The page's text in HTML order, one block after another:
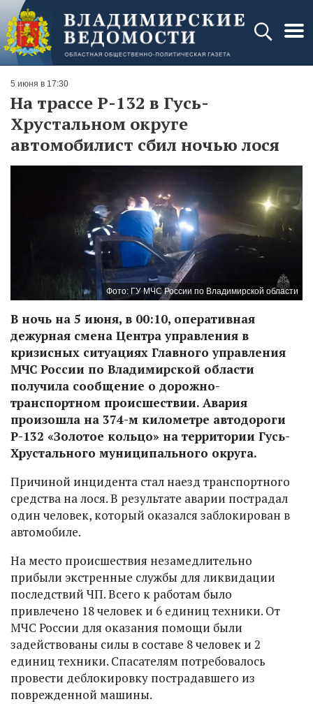
5 июня в 17:30
На трассе Р-132 в Гусь-
Хрустальном округе
автомобилист сбил ночью лося
Фото: ГУ МЧС России по Владимирской области
В ночь на 5 июня, в 00:10, оперативная
дежурная смена Центра управления в
кризисных ситуациях Главного управления
МЧС России по Владимирской области
получила сообщение о дорожно-
транспортном происшествии. Авария
произошла на 374-м километре автодороги
Р-132 «Золотое кольцо» на территории Гусь-
Хрустального муниципального округа.
Причиной инцидента стал наезд транспортного
средства на лося. В результате аварии пострадал
один человек, который оказался заблокирован в
автомобиле.
На место происшествия незамедлительно
прибыли экстренные службы для ликвидации
последствий ЧП. Всего к работам было
привлечено 18 человек и 6 единиц техники. От
МЧС России для оказания помощи были
задействованы силы в составе 8 человек и 2
единиц техники. Спасателям потребовалось
провести деблокировку пострадавшего из
поврежденной машины.